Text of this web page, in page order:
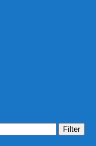
Filter